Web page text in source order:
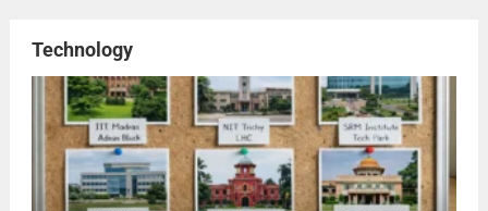
Technology